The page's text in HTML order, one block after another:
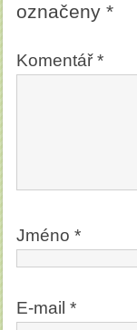
označeny *
Komentář*
Jméno *
E-mail *